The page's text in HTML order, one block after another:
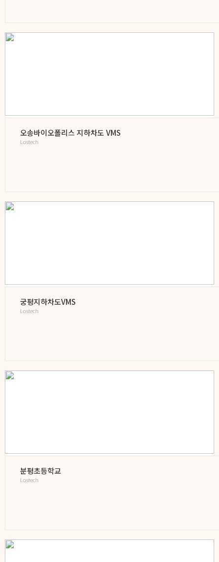
오송바이오폴리스 지하차도 VMS
Lostech
궁평지하차도VMS
Lostech
분평초등학교
Lostech